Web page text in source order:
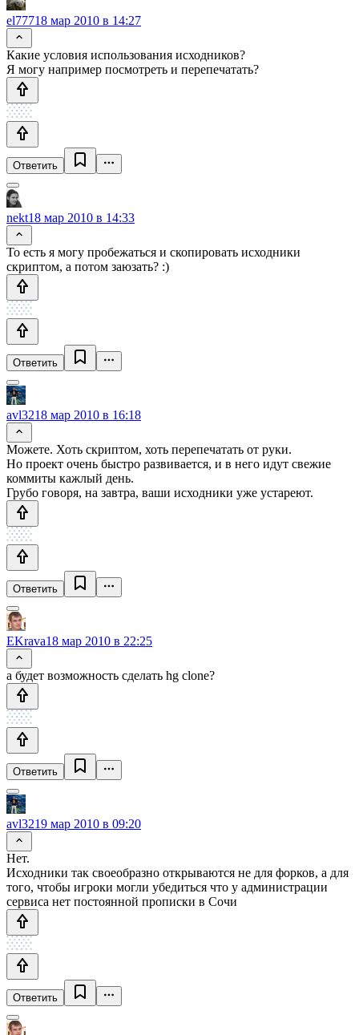
el77718 мар 2010 в 14:27
Какие условия использования исходников?
Я могу например посмотреть и перепечатать?
Ответить
nekt18 мар 2010 в 14:33
То есть я могу пробежаться и скопировать исходники
скриптом, а потом заюзать? :)
Ответить
avl3218 мар 2010 в 16:18
Можете. Хоть скриптом, хоть перепечатать от руки.
Но проект очень быстро развивается, и в него идут свежие
коммиты кажлый день.
Грубо говоря, на завтра, ваши исходники уже устареют.
Ответить
EKrava18 мар 2010 в 22:25
а будет возможность сделать hg clone?
Ответить
avl3219 мар 2010 в 09:20
Нет.
Исходники так своеобразно открываются не для форков, а для
того, чтобы игроки могли убедиться что у администрации
сервиса нет постоянной прописки в Сочи
Ответить